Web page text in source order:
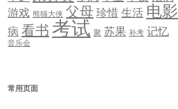
游戏 熊猫大侠 父母珍惜生活 电影
病 看书 考试 聚 苏果 补考 记忆
音乐会
常用页面